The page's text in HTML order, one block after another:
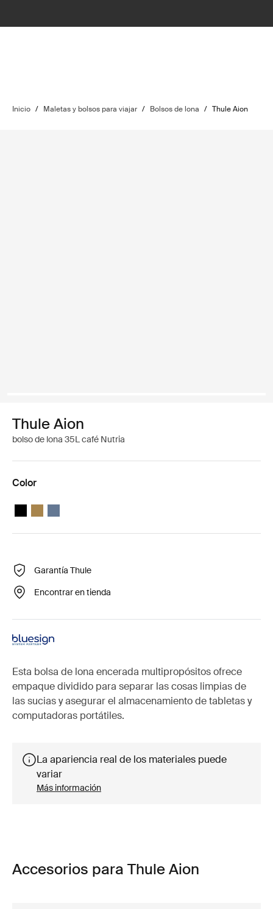
Inicio / Maletas y bolsos para viajar / Bolsos de lona / Thule Aion
Thule Aion
bolso de lona 35L café Nutria
Color
Thule Aion duffel 35L Negro
Thule Aion duffel 35L Nutria brown
Thule Aion duffel 35L Pizarra oscura
Garantía Thule
Encontrar en tienda
Esta bolsa de lona encerada multipropósitos ofrece
empaque dividido para separar las cosas limpias de
las sucias y asegurar el almacenamiento de tabletas y
computadoras portátiles.
La apariencia real de los materiales puede
variar
Más información
Accesorios para Thule Aion